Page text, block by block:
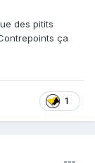
des pitits
ça
1